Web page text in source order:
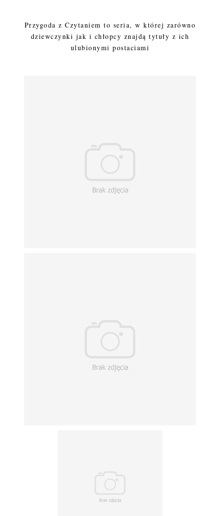
Przygoda z Czytaniem to seria, w której zarówno
dziewczynki jak i chłopcy znajdą tytuły z ich
ulubionymi postaciami